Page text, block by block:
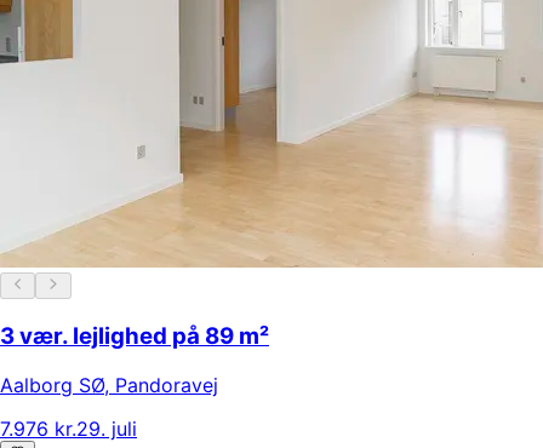
3 vær. lejlighed på 89 m²
Aalborg SØ, Pandoravej
7.976 kr.29. juli